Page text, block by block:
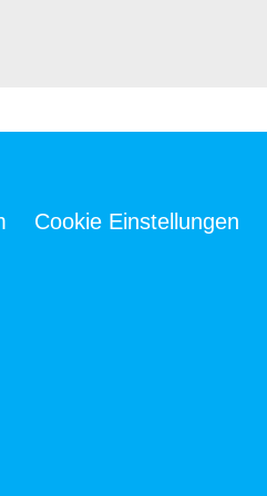
Cookie Einstellungen